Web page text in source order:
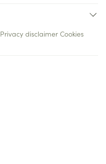
Privacy disclaimer Cookies